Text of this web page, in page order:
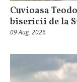
Cuvioasa
bisericii de la
09 Aug, 2026